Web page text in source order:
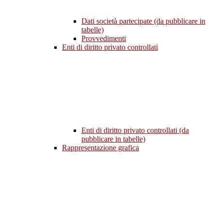
Dati società partecipate (da pubblicare in
tabelle)
Provvedimenti
Enti di diritto privato controllati
Enti di diritto privato controllati (da
pubblicare in tabelle)
Rappresentazione grafica